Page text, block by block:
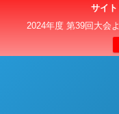
サイ
2024年度 第39回大会
日本クラブユー